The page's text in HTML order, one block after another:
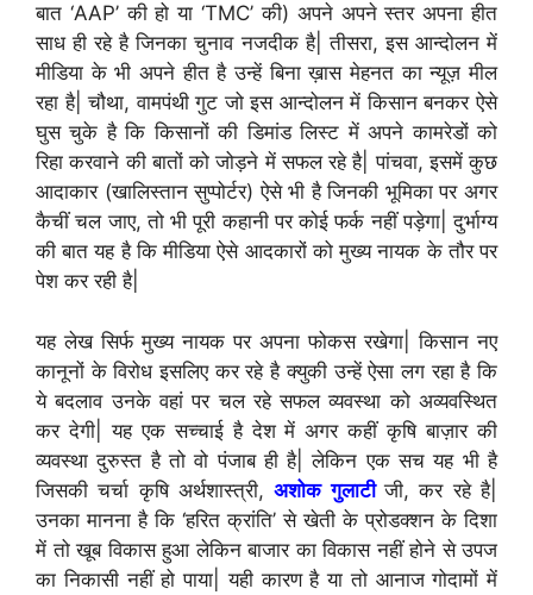
बात ‘AAP’ की हो या ‘TMC’ की) अपने अपने स्तर अपना हीत
साध ही रहे है जिनका चुनाव नजदीक है| तीसरा, इस आन्दोलन में
मीडिया के भी अपने हीत है उन्हें बिना ख़ास मेहनत का न्यूज़ मील
रहा है| चौथा, वामपंथी गुट जो इस आन्दोलन में किसान बनकर ऐसे
घुस चुके है कि किसानों की डिमांड लिस्ट में अपने कामरेडों को
रिहा करवाने की बातों को जोड़ने में सफल रहे है| पांचवा, इसमें कुछ
आदाकार (खालिस्तान सुप्पोर्टर) ऐसे भी है जिनकी भूमिका पर अगर
कैचीं चल जाए, तो भी पूरी कहानी पर कोई फर्क नहीं पड़ेगा| दुर्भाग्य
की बात यह है कि मीडिया ऐसे आदकारों को मुख्य नायक के तौर पर
पेश कर रही है|
यह लेख सिर्फ मुख्य नायक पर अपना फोकस रखेगा| किसान नए
कानूनों के विरोध इसलिए कर रहे है क्युकी उन्हें ऐसा लग रहा है कि
ये बदलाव उनके वहां पर चल रहे सफल व्यवस्था को अव्यवस्थित
कर देगी| यह एक सच्चाई है देश में अगर कहीं कृषि बाज़ार की
व्यवस्था दुरुस्त है तो वो पंजाब ही है| लेकिन एक सच यह भी है
जिसकी चर्चा कृषि अर्थशास्त्री,अशोक गुलाटी जी, कर रहे है|
उनका मानना है कि ‘हरित क्रांति’ से खेती के प्रोडक्शन के दिशा
में तो खूब विकास हुआ लेकिन बाजार का विकास नहीं होने से उपज
का निकासी नहीं हो पाया| यही कारण है या तो आनाज गोदामों में